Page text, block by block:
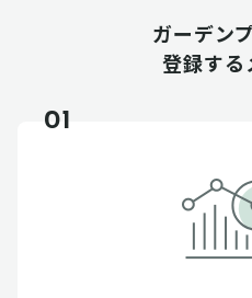
ガーデン
登録する
01